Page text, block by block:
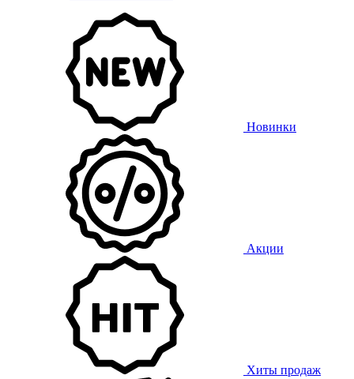
Новинки
Акции
Хиты продаж